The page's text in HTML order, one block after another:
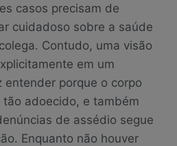
casos precisam de
cuidadoso sobre a saúde
Contudo, uma visão
em um
porque o corpo
adoecido, e também
de assédio segue
Enquanto não houver